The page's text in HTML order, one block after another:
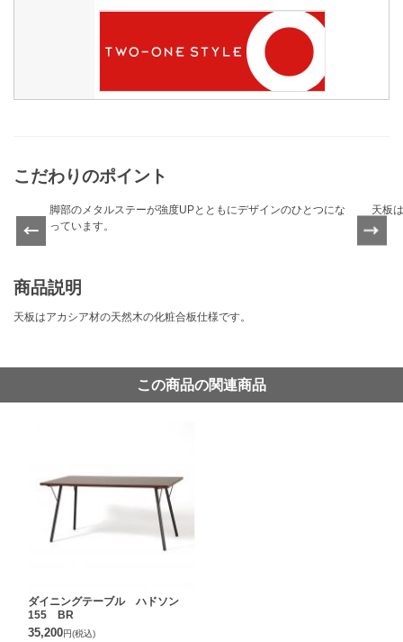
こだわりのポイント
ous
脚部のメタルステーが強度UPとともにデザインのひとつにな
っています。
天板
Next
商品説明
天板はアカシア材の天然木の化粧合板仕様です。
この商品の関連商品
ダイニングテーブル ハドソン
155 BR
35,200円(税込)